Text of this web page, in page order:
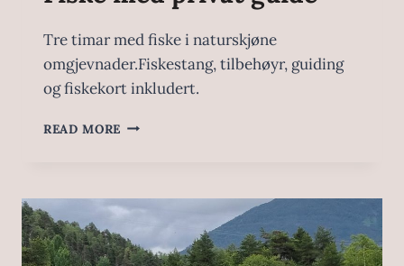
Tre timar med fiske i naturskjøne
omgjevnader.Fiskestang, tilbehøyr, guiding
og fiskekort inkludert.
READ MORE